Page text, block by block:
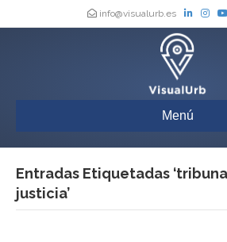
info@visualurb.es
Menú
Entradas Etiquetadas
justicia’